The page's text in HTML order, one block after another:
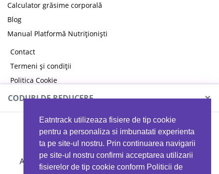
Eatntrack utilizeaza fisiere de tip cookie
pentru a personaliza si imbunatati experienta
ta pe site-ul nostru. Prin continuarea navigarii
pe site-ul nostru confirmi acceptarea utilizarii
fisierelor de tip cookie conform Politicii de
Calculator grăsime corporală
Blog
Manual Platformă Nutriționiști
Contact
Termeni și condiții
Politica Cookie
Politica de confidențialitate
CODURI DE REDUCERE ×
MYPROTEIN
Ai 40%reducere la orice comandă folosind codul